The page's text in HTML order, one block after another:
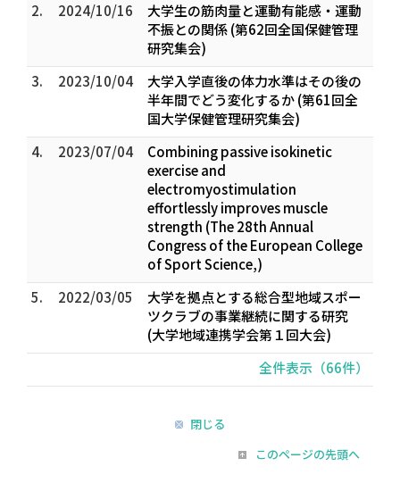
2.
2024/10/16
大学生の筋肉量と運動有能感・運動
不振との関係 (第62回全国保健管理
研究集会)
3.
2023/10/04
大学入学直後の体力水準はその後の
半年間でどう変化するか (第61回全
国大学保健管理研究集会)
4.
2023/07/04
Combining passive isokinetic
exercise and
electromyostimulation
effortlessly improves muscle
strength (The 28th Annual
Congress of the European College
of Sport Science,)
5.
2022/03/05
大学を拠点とする総合型地域スポー
ツクラブの事業継続に関する研究
(大学地域連携学会第１回大会)
全件表示（66件）
閉じる
このページの先頭へ